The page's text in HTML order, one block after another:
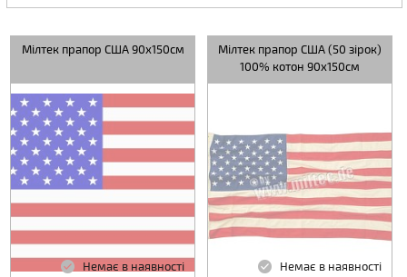
Мілтек прапор США 90х150см
Немає в наявності
Мілтек прапор США (50 зірок)
100% котон 90x150см
Немає в наявності